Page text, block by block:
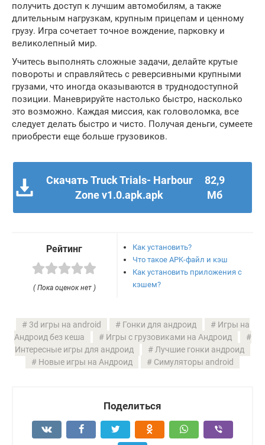
получить доступ к лучшим автомобилям, а также
длительным нагрузкам, крупным прицепам и ценному
грузу. Игра сочетает точное вождение, парковку и
великолепный мир.
Учитесь выполнять сложные задачи, делайте крутые
повороты и справляйтесь с реверсивными крупными
грузами, что иногда оказываются в труднодоступной
позиции. Маневрируйте настолько быстро, насколько
это возможно. Каждая миссия, как головоломка, все
следует делать быстро и чисто. Получая деньги, сумеете
приобрести еще больше грузовиков.
Скачать Truck Trials- Harbour
Zone v1.0.apk.apk
82,9
Мб
Рейтинг
( Пока оценок нет )
Как установить?
Что такое APK-файл и кэш
Как установить приложения с
кэшем?
3d игры на android Гонки для андроид
Игры на
Андроид без кеша
Игры с грузовиками на Андроид
Интересные игры для андроид
Лучшие гонки андроид
Новые игры на Андроид
Симуляторы android
Поделиться